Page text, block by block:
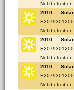
Netzbetreiber:
2010
Netzbetreiber:
2010
Netzbetreiber:
2010
Netzbetreiber: